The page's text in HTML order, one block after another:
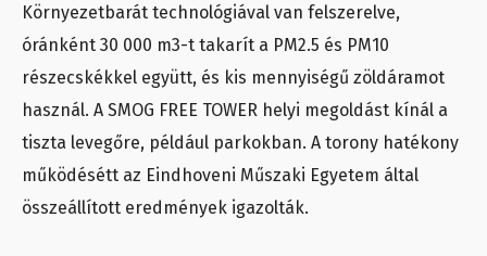
Környezetbarát technológiával van felszerelve,
óránként 30 000 m3-t takarít a PM2.5 és PM10
részecskékkel együtt, és kis mennyiségű zöldáramot
használ. A SMOG FREE TOWER helyi megoldást kínál a
tiszta levegőre, például parkokban. A torony hatékony
működésétt az Eindhoveni Műszaki Egyetem által
összeállított eredmények igazolták.